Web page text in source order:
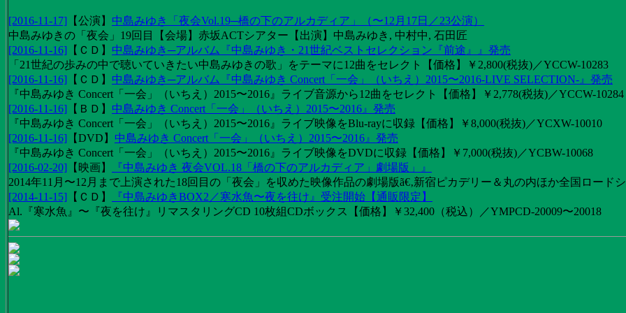
[2016-11-17] 【公演】 中島みゆき「夜会Vol.19─橋の下のアルカディア」（〜12月17日／23公演）
中島みゆきの「夜会」19回目【会場】赤坂ACTシアター【出演】中島みゆき, 中村中, 石田匠
[2016-11-16] 【 ＣＤ 】 中島みゆき─アルバム『中島みゆき・21世紀ベストセレクション『前途』』発売
「21世紀の歩みの中で聴いていきたい中島みゆきの歌」をテーマに12曲をセレクト【価格】￥2,800(税抜)／YCCW-10283
[2016-11-16] 【 ＣＤ 】 中島みゆき─アルバム『中島みゆき Concert「一会」（いちえ）2015〜2016-LIVE SELECTION-』発売
『中島みゆき Concert「一会」（いちえ）2015〜2016』ライブ音源から12曲をセレクト【価格】￥2,778(税抜)／YCCW-10284
[2016-11-16] 【 ＢＤ 】 中島みゆき Concert「一会」（いちえ）2015〜2016』発売
『中島みゆき Concert「一会」（いちえ）2015〜2016』ライブ映像をBlu-rayに収録【価格】￥8,000(税抜)／YCXW-10010
[2016-11-16] 【DVD 】 中島みゆき Concert「一会」（いちえ）2015〜2016』発売
『中島みゆき Concert「一会」（いちえ）2015〜2016』ライブ映像をDVDに収録【価格】￥7,000(税抜)／YCBW-10068
[2016-02-20] 【 映画】
『中島みゆき 夜会VOL.18「橋の下のアルカディア」劇場版」』
2014年11月〜12月まで上演された18回目の「夜会」を収めた映像作品の劇場版ã€‚新宿ピカデリー＆丸の内ほか全国ロード
[2014-11-15] 【 ＣＤ 】
『中島みゆきBOX2／寒水魚〜夜を往け』受注開始【通販限定】
Al.『寒水魚』〜『夜を往け』リマスタリングCD 10枚組CDボックス【価格】￥32,400（税込）／YMPCD-20009〜20018